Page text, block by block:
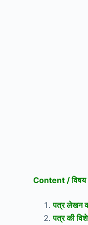
Content / विषय
पत्र लेखन
पत्र की